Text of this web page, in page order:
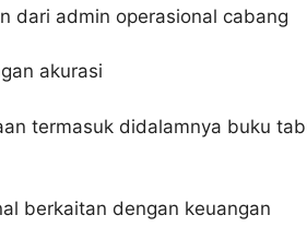
dari admin operasional cabang
akurasi
termasuk didalamnya buku
berkaitan dengan keuangan